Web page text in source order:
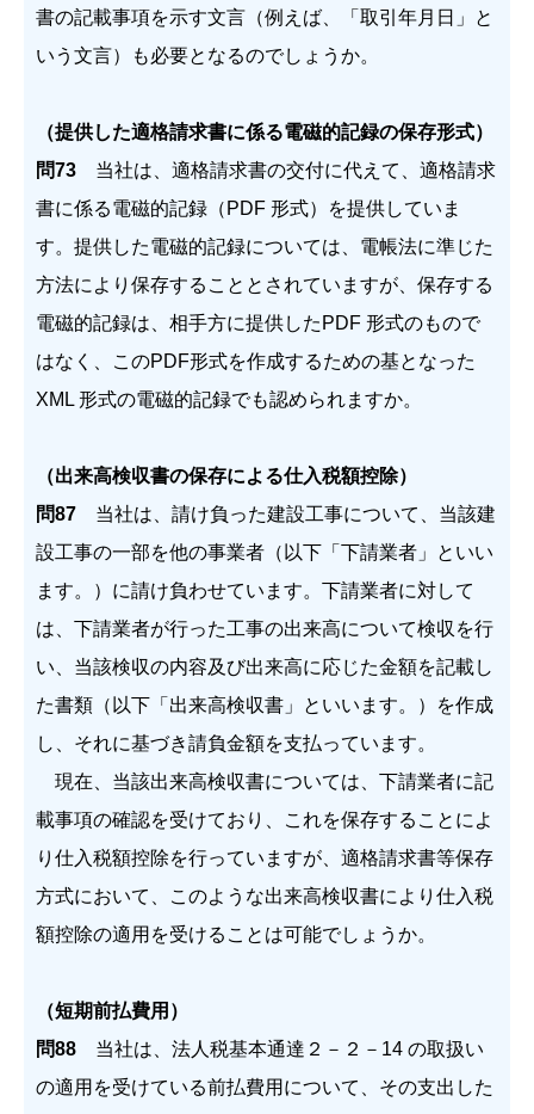
書の記載事項を示す文言（例えば、「取引年月日」と
いう文言）も必要となるのでしょうか。
（提供した適格請求書に係る電磁的記録の保存形式）
問73 当社は、適格請求書の交付に代えて、適格請求
書に係る電磁的記録（PDF 形式）を提供していま
す。提供した電磁的記録については、電帳法に準じた
方法により保存することとされていますが、保存する
電磁的記録は、相手方に提供したPDF 形式のもので
はなく、このPDF形式を作成するための基となった
XML 形式の電磁的記録でも認められますか。
（出来高検収書の保存による仕入税額控除）
問87 当社は、請け負った建設工事について、当該建
設工事の一部を他の事業者（以下「下請業者」といい
ます。）に請け負わせています。下請業者に対して
は、下請業者が行った工事の出来高について検収を行
い、当該検収の内容及び出来高に応じた金額を記載し
た書類（以下「出来高検収書」といいます。）を作成
し、それに基づき請負金額を支払っています。
現在、当該出来高検収書については、下請業者に記
載事項の確認を受けており、これを保存することによ
り仕入税額控除を行っていますが、適格請求書等保存
方式において、このような出来高検収書により仕入税
額控除の適用を受けることは可能でしょうか。
（短期前払費用）
問88 当社は、法人税基本通達２－２－14 の取扱い
の適用を受けている前払費用について、その支出した